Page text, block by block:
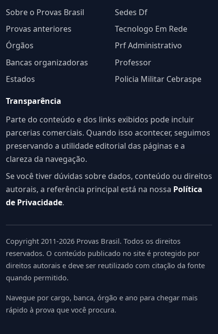
Sobre o Provas Brasil
Provas anteriores
Órgãos
Bancas organizadoras
Estados
Sedes Df
Tecnologo Em Rede
Prf Administrativo
Professor
Policia Militar Cebraspe
Transparência
Parte do conteúdo e dos links exibidos pode incluir
parcerias comerciais. Quando isso acontecer, seguimos
preservando a utilidade editorial das páginas e a
clareza da navegação.
Se você tiver dúvidas sobre dados, conteúdo ou direitos
autorais, a referência principal está na nossa Política
de Privacidade.
Copyright 2011-2026 Provas Brasil. Todos os direitos
reservados. O conteúdo publicado no site é protegido por
direitos autorais e deve ser reutilizado com citação da fonte
quando permitido.
Navegue por cargo, banca, órgão e ano para chegar mais
rápido à prova que você procura.